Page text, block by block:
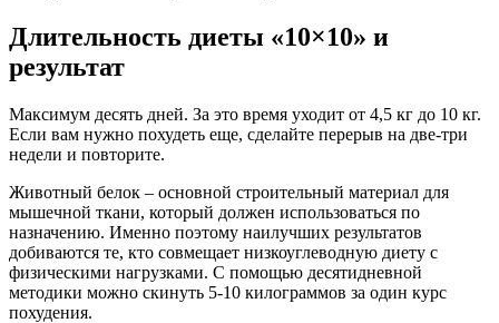
Длительность диеты «10×10» и
результат
Максимум десять дней. За это время уходит от 4,5 кг до 10 кг.
Если вам нужно похудеть еще, сделайте перерыв на две-три
недели и повторите.
Животный белок – основной строительный материал для
мышечной ткани, который должен использоваться по
назначению. Именно поэтому наилучших результатов
добиваются те, кто совмещает низкоуглеводную диету с
физическими нагрузками. С помощью десятидневной
методики можно скинуть 5-10 килограммов за один курс
похудения.